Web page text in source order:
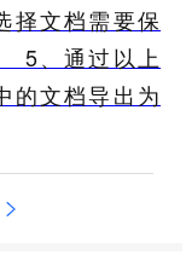
择文档需要保
5、通过以上
的文档导出为